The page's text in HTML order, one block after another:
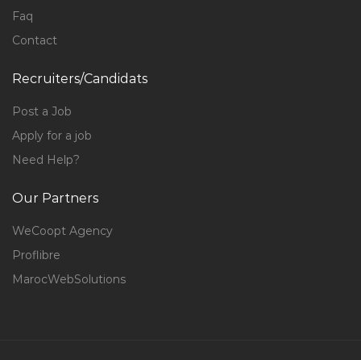
Faq
Contact
Recruiters/Candidats
Post a Job
Apply for a job
Need Help?
Our Partners
WeCoopt Agency
Proflibre
MarocWebSolutions